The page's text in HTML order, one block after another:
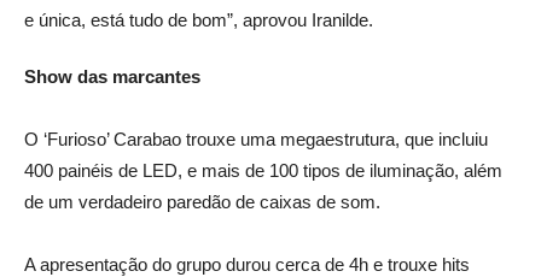
e única, está tudo de bom”, aprovou Iranilde.
Show das marcantes
O ‘Furioso’ Carabao trouxe uma megaestrutura, que incluiu
400 painéis de LED, e mais de 100 tipos de iluminação, além
de um verdadeiro paredão de caixas de som.
A apresentação do grupo durou cerca de 4h e trouxe hits